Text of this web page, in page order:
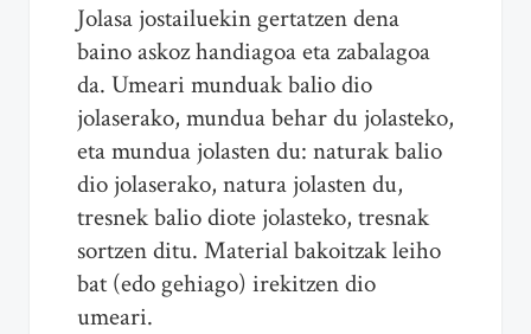
Jolasa jostailuekin gertatzen dena
baino askoz handiagoa eta zabalagoa
da. Umeari munduak balio dio
jolaserako, mundua behar du jolasteko,
eta mundua jolasten du: naturak balio
dio jolaserako, natura jolasten du,
tresnek balio diote jolasteko, tresnak
sortzen ditu. Material bakoitzak leiho
bat (edo gehiago) irekitzen dio
umeari.